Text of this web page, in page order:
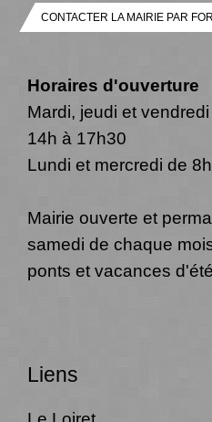
CONTACTER LA MAIRIE PAR
Horaires d'ouverture
Mardi, jeudi et
14h à 17h30
Lundi et mercredi de
Mairie ouverte et
samedi de chaque
ponts et vacances
Liens